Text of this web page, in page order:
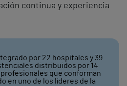
continua y experiencia
por 22 hospitales y 39
distribuidos por 14
que conforman
en uno de los líderes de la